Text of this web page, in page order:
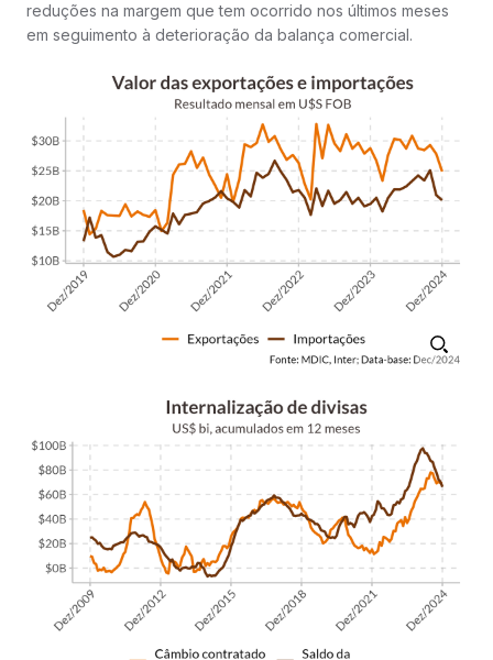
reduções na margem que tem ocorrido nos últimos meses
em seguimento à deterioração da balança comercial.